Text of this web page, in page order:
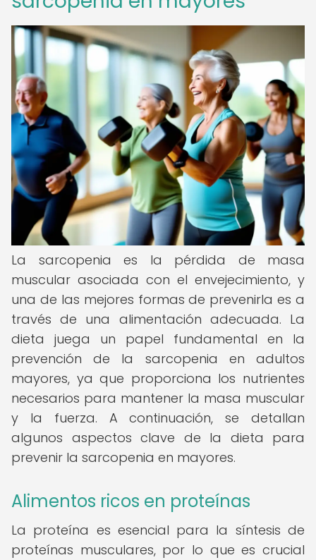
La sarcopenia es la pérdida de masa
muscular asociada con el envejecimiento, y
una de las mejores formas de prevenirla es a
través de una alimentación adecuada. La
dieta juega un papel fundamental en la
prevención de la sarcopenia en adultos
mayores, ya que proporciona los nutrientes
necesarios para mantener la masa muscular
y la fuerza. A continuación, se detallan
algunos aspectos clave de la dieta para
prevenir la sarcopenia en mayores.
Alimentos ricos en proteínas
La proteína es esencial para la síntesis de
proteínas musculares, por lo que es crucial